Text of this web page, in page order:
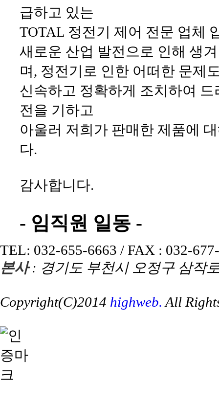
급하고 있는
TOTAL 정전기 제어 전문 업체
새로운 산업 발전으로 인해 생
며, 정전기로 인한 어떠한 문제
신속하고 정확하게 조치하여
전을 기하고
아울러 저희가 판매한 제품에
다.
감사합니다.
- 임직원 일동 -
TEL: 032-655-6663 / FAX : 032-
본사: 경기도 부천시 오정구 삼작
Copyright(C)2014 highweb. All